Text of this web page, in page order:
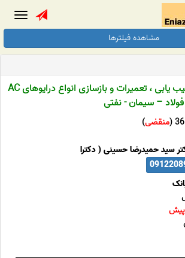
مشاهده فیلترها
نصب و راه اندازی ، عیب یابی ، تعمیرات و بازسازی انواع درایوهای AC
منقضی)
سید حمیدرضا حسینی ( دکترا